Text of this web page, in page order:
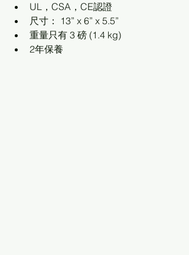
UL，CSA，CE認證
尺寸： 13” x 6” x 5.5”
重量只有 3 磅 (1.4 kg)
2年保養